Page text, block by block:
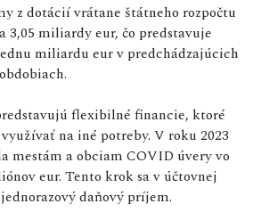
z dotácií vrátane štátneho rozpočtu
3,05 miliardy eur, čo predstavuje
miliardu eur v predchádzajúcich
flexibilné financie, ktoré
na iné potreby. V roku 2023
mestám a obciam COVID úvery vo
eur. Tento krok sa v účtovnej
daňový príjem.